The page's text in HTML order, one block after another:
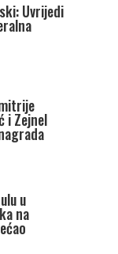
Uvrijedi
i Zejnel
u
na